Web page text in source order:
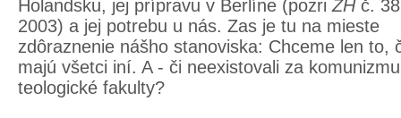
Holandsku, jej prípravu v Berlíne (pozri ZHč.
2003) a jej potrebu u nás. Zas je tu na mieste
zdôraznenie nášho stanoviska: Chceme len to,
majú všetci iní. A - či neexistovali za komunizmu
teologické fakulty?